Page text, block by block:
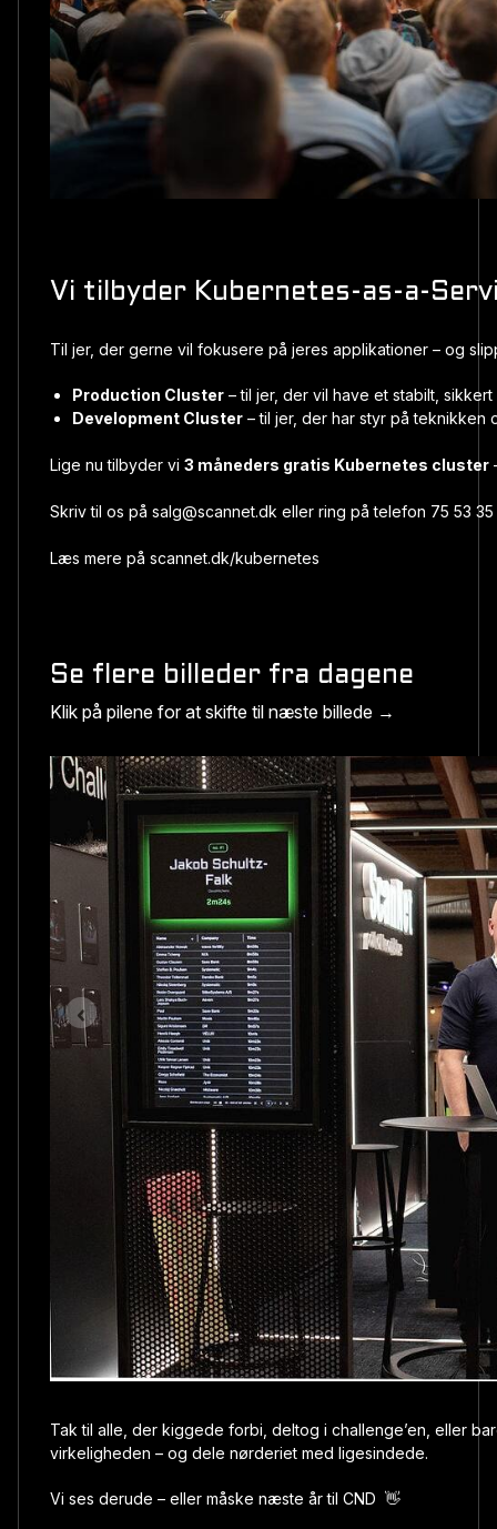
Vi tilbyder Kubernetes-as-a-
Til jer, der gerne vil fokusere på jeres applikationer – og
Production Cluster – til jer, der vil have et stabilt,
Development Cluster – til jer, der har styr på
Lige nu tilbyder vi 3 måneders gratis Kubernetes cluster
Skriv til os på salg@scannet.dk eller ring på telefon 75 53
Læs mere på scannet.dk/kubernetes
Se flere billeder fra dagene
Klik på pilene for at skifte til næste billede →
Tak til alle, der kiggede forbi, deltog i challenge’en, eller
virkeligheden – og dele nørderiet med ligesindede.
Vi ses derude – eller måske næste år til CND 👋